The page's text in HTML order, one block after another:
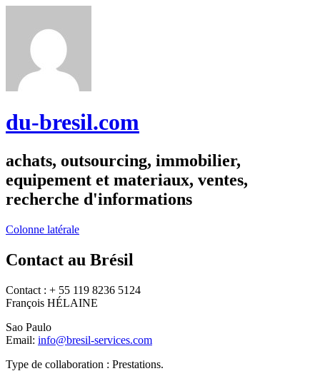
du-bresil.com
achats, outsourcing, immobilier,
equipement et materiaux, ventes,
recherche d'informations
Colonne latérale
Contact au Brésil
Contact : + 55 119 8236 5124
François HÉLAINE
Sao Paulo
Email: info@bresil-services.com
Type de collaboration : Prestations.